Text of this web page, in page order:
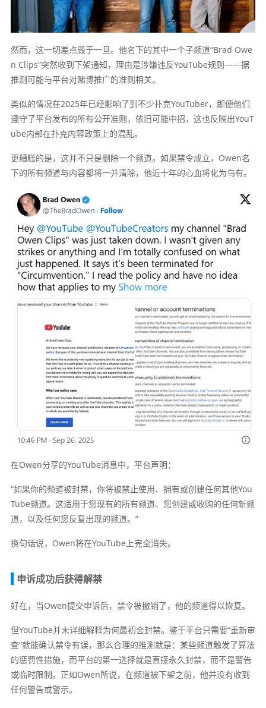
然而，这一切差点毁于一旦。他名下的其中一个子频道“Brad Owe
n Clips”突然收到下架通知，理由是涉嫌违反YouTube规则——据
推测可能与平台对赌博推广的准则相关。
类似的情况在2025年已经影响了到不少扑克YouTuber，即便他们
遵守了平台发布的所有公开准则，依旧可能中招，这也反映出YouT
ube内部在扑克内容政策上的混乱。
更糟糕的是，这并不只是删除一个频道。如果禁令成立，Owen名
下的所有频道与内容都将一并清除，他近十年的心血将化为乌有。
在Owen分享的YouTube消息中，平台声明：
“如果你的频道被封禁，你将被禁止使用、拥有或创建任何其他You
Tube频道。这适用于您现有的所有频道、您创建或收购的任何新频
道，以及任何您反复出现的频道。”
换句话说，Owen将在YouTube上完全消失。
申诉成功后获得解禁
好在，当Owen提交申诉后，禁令被撤销了，他的频道得以恢复。
但YouTube并未详细解释为何最初会封禁。鉴于平台只需要“重新审
查”就能确认禁令有误，那么合理的推测就是：某些频道触发了算法
的惩罚性措施，而平台的第一选择就是直接永久封禁，而不是警告
或临时限制。正如Owen所说，在频道被下架之前，他并没有收到
任何警告或警示。